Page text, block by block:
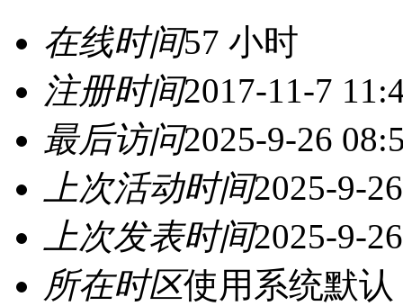
在线时间57 小时
注册时间2017-11-7
最后访问2025-9-26
上次活动时间2025-9-
上次发表时间2025-9-
所在时区使用系统默认